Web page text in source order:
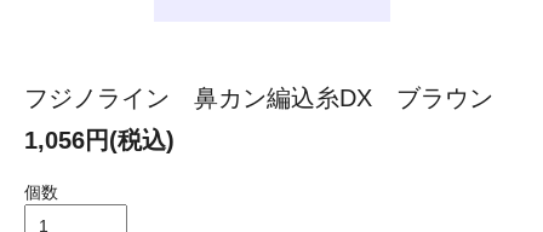
フジノライン 鼻カン編込糸DX ブラウン
1,056円(税込)
個数